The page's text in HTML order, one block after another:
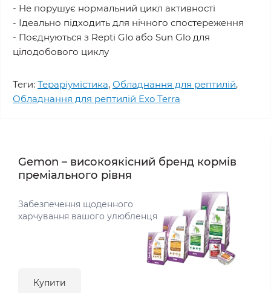
- Не порушує нормальний цикл активності
- Ідеально підходить для нічного спостереження
- Поєднуються з Repti Glo або Sun Glo для
цілодобового циклу
Теги: Тераріумістика, Обладнання для рептилій,
Обладнання для рептилій Exo Terra
Gemon – високоякісний бренд кормів
преміального рівня
Забезпечення щоденного
харчування вашого улюбленця
Купити